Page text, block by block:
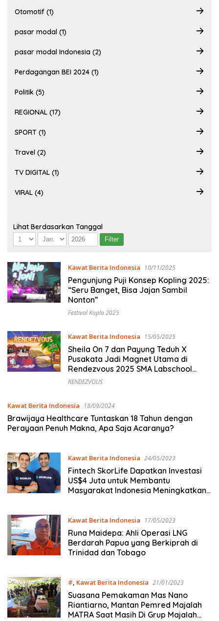
Otomotif (1)
pasar modal (1)
pasar modal Indonesia (2)
Perdagangan BEI 2024 (1)
Politik (5)
REGIONAL (17)
SPORT (1)
Travel (2)
TV DIGITAL (1)
VIRAL (4)
Lihat Berdasarkan Tanggal
Kawat Berita Indonesia 10/11/2025
Pengunjung Puji Konsep Kopling 2025:
“Seru Banget, Bisa Jajan Sambil
Nonton”
Festival Koplo 2025
Kawat Berita Indonesia 15/05/2025
Sheila On 7 dan Payung Teduh X
Pusakata Jadi Magnet Utama di
Rendezvous 2025 SMA Labschool
Cirendeu
RENDEZVOUS
Kawat Berita Indonesia 18/09/2024
Brawijaya Healthcare Tuntaskan 18 Tahun dengan
Perayaan Penuh Makna, Apa Saja Acaranya?
Kawat Berita Indonesia 24/05/2023
Fintech SkorLife Dapatkan Investasi
US$4 Juta untuk Membantu
Masyarakat Indonesia Meningkatkan
Kawat Berita Indonesia 17/05/2023
Runa Maidepa: Ahli Operasi LNG
Berdarah Papua yang Berkiprah di
Trinidad dan Tobago
#, Kawat Berita Indonesia 21/01/2023
Suasana Pemakaman Mas Nano
Riantiarno, Mantan Pemred Majalah
MATRA Saat Masih Di Grup Majalah